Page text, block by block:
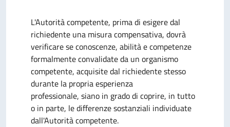
L'Autorità competente, prima di esigere dal
richiedente una misura compensativa, dovrà
verificare se conoscenze, abilità e competenze
formalmente convalidate da un organismo
competente, acquisite dal richiedente stesso
durante la propria esperienza
professionale, siano in grado di coprire, in tutto
o in parte, le differenze sostanziali individuate
dall'Autorità competente.